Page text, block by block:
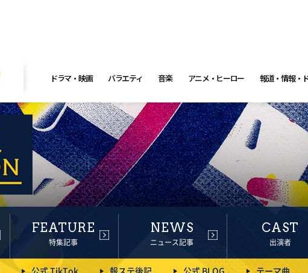
ドラマ・映画 バラエティ 音楽 アニメ・ヒーロー 報道・情報・
FEATURE
特集記事
NEWS
ニュース記事
CAST
出演者
公式 TikTok 報ステ後記 公式 BLOG テーマ曲